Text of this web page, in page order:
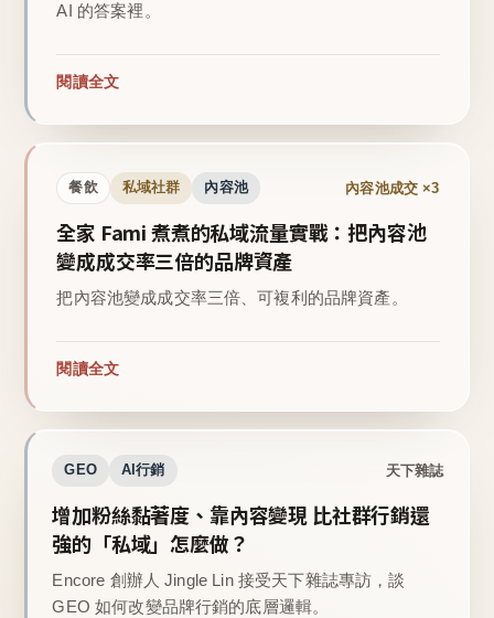
AI 的答案裡。
閱讀全文
餐飲 私域社群 內容池 內容池成交 ×3
全家 Fami 煮煮的私域流量實戰：把內容池
變成成交率三倍的品牌資產
把內容池變成成交率三倍、可複利的品牌資產。
閱讀全文
GEO AI行銷 天下雜誌
增加粉絲黏著度、靠內容變現 比社群行銷還
強的「私域」怎麼做？
Encore 創辦人 Jingle Lin 接受天下雜誌專訪，談
GEO 如何改變品牌行銷的底層邏輯。